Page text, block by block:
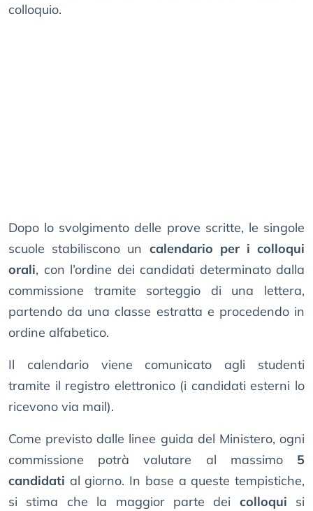
colloquio.
Dopo lo svolgimento delle prove scritte, le singole
scuole stabiliscono un calendario per i colloqui
orali, con l’ordine dei candidati determinato dalla
commissione tramite sorteggio di una lettera,
partendo da una classe estratta e procedendo in
ordine alfabetico.
Il calendario viene comunicato agli studenti
tramite il registro elettronico (i candidati esterni lo
ricevono via mail).
Come previsto dalle linee guida del Ministero, ogni
commissione potrà valutare al massimo 5
candidati al giorno. In base a queste tempistiche,
si stima che la maggior parte dei colloqui si